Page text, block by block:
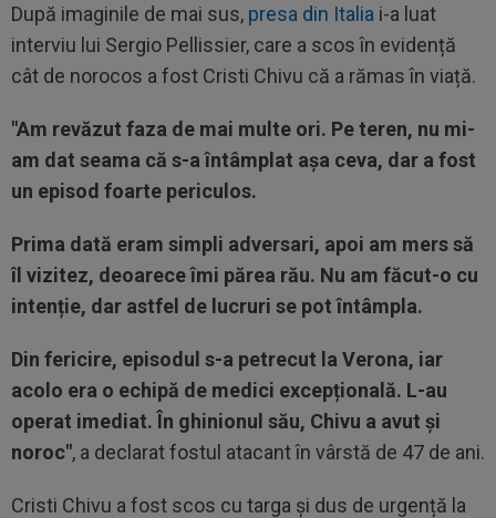
După imaginile de mai sus, presa din Italia i-a luat
interviu lui Sergio Pellissier, care a scos în evidență
cât de norocos a fost Cristi Chivu că a rămas în viață.
"Am revăzut faza de mai multe ori. Pe teren, nu mi-
am dat seama că s-a întâmplat așa ceva, dar a fost
un episod foarte periculos.
Prima dată eram simpli adversari, apoi am mers să
îl vizitez, deoarece îmi părea rău. Nu am făcut-o cu
intenție, dar astfel de lucruri se pot întâmpla.
Din fericire, episodul s-a petrecut la Verona, iar
acolo era o echipă de medici excepțională. L-au
operat imediat. În ghinionul său, Chivu a avut și
noroc", a declarat fostul atacant în vârstă de 47 de ani.
Cristi Chivu a fost scos cu targa și dus de urgență la